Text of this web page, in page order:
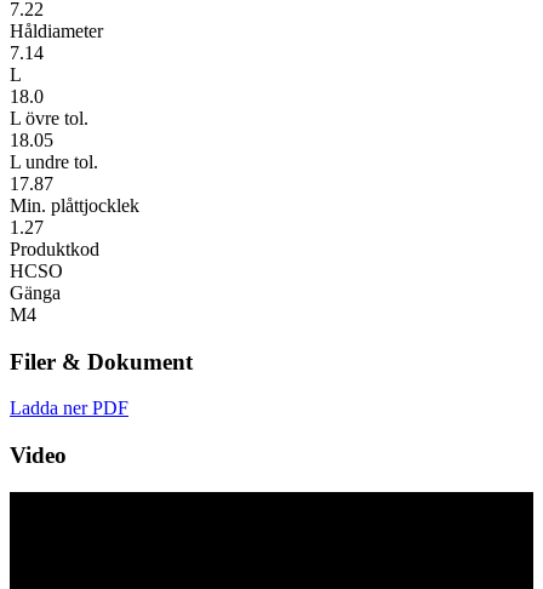
7.22
Håldiameter
7.14
L
18.0
L övre tol.
18.05
L undre tol.
17.87
Min. plåttjocklek
1.27
Produktkod
HCSO
Gänga
M4
Filer & Dokument
Ladda ner PDF
Video